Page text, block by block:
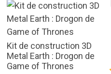
Kit de construction 3D
Metal Earth : Drogon de
Game of Thrones